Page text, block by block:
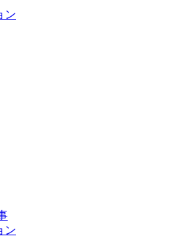
ン
ン